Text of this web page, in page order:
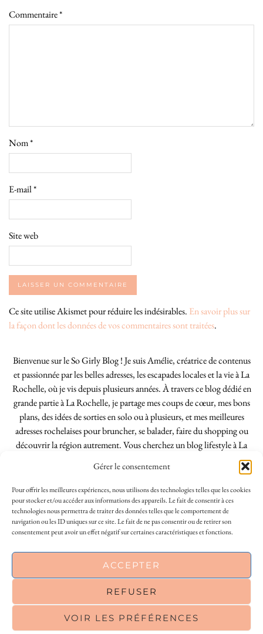
Gérer le consentement
Pour offrir les meilleures expériences, nous utilisons des technologies telles que les cookies
pour stocker et/ou accéder aux informations des appareils. Le fait de consentir à ces
technologies nous permettra de traiter des données telles que le comportement de
navigation ou les ID uniques sur ce site. Le fait de ne pas consentir ou de retirer son
consentement peut avoir un effet négatif sur certaines caractéristiques et fonctions.
ACCEPTER
REFUSER
VOIR LES PRÉFÉRENCES
Commentaire*
Nom*
E-mail*
Site web
Ce site utilise Akismet pour réduire les indésirables. En savoir plus sur
la façon dont les données de vos commentaires sont traitées.
Bienvenue sur le So Girly Blog ! Je suis Amélie, créatrice de contenus
et passionnée par les belles adresses, les escapades locales et la vie à La
Rochelle, où je vis depuis plusieurs années. À travers ce blog dédié en
grande partie à La Rochelle, je partage mes coups de cœur, mes bons
plans, des idées de sorties en solo ou à plusieurs, et mes meilleures
adresses rochelaises pour bruncher, se balader, faire du shopping ou
découvrir la région autrement. Vous cherchez un blog lifestyle à La
Rochelle, tenu par une locale ? Vous êtes au bon endroit. Que vous
soyez Rochelais·e ou de passage dans notre belle ville, j’espère que mes
articles vous aideront à profiter de La Rochelle comme un·e vrai·e
initié·e. !
FACEBOOK | 18200